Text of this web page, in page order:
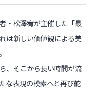
・松澤宥が主催した「最
は新しい価値観による美
、そこから長い時間が流
な表現の模索へと再び舵